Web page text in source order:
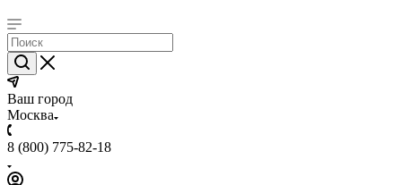
Ваш город
Москва
8 (800) 775-82-18